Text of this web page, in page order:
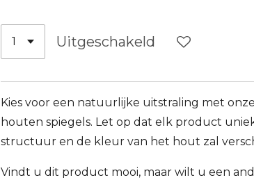
Uitgeschakeld
Kies voor een natuurlijke uitstraling met
houten spiegels. Let op dat elk product
structuur en de kleur van het hout zal
Vindt u dit product mooi, maar wilt u een